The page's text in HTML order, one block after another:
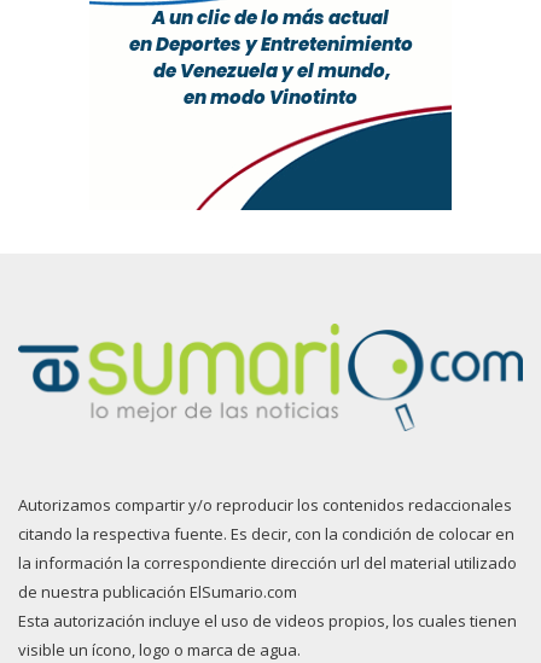
Autorizamos compartir y/o reproducir los contenidos redaccionales
citando la respectiva fuente. Es decir, con la condición de colocar en
la información la correspondiente dirección url del material utilizado
de nuestra publicación ElSumario.com
Esta autorización incluye el uso de videos propios, los cuales tienen
visible un ícono, logo o marca de agua.